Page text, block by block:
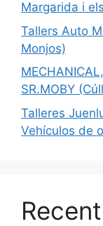
Margarida i
Tallers Auto
Monjos)
SR.MOBY
Talleres
Vehículos de